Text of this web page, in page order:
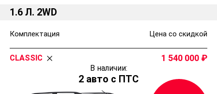
1.6 Л. 2WD
Комплектация Цена со скидкой
CLASSIC 1 540 000
В наличии:
2 авто с ПТС